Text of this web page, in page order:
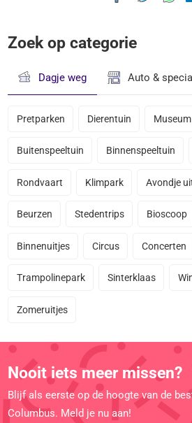
Zoek op categorie
Dagje weg Auto &
Pretparken Dierentuin Museum
Buitenspeeltuin Binnenspeeltuin
Rondvaart Klimpark Avondje
Beurzen Stedentrips Bioscoop
Binnenuitjes Circus Concerten
Trampolinepark Sinterklaas
Zomeruitjes
Nooit iets meer missen?
Blijf als eerste op de hoogte van de
Columbus. Meld je nu aan!